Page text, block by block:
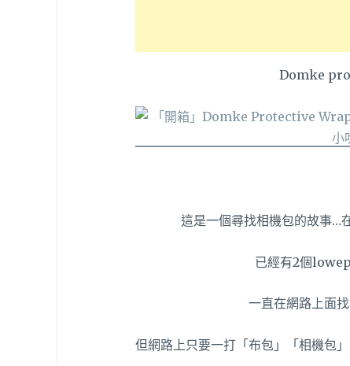
Domke
這是一個尋找相機包的故事…
已經有2個
一直在網路上面
但網路上只要一打「布包」「相機包